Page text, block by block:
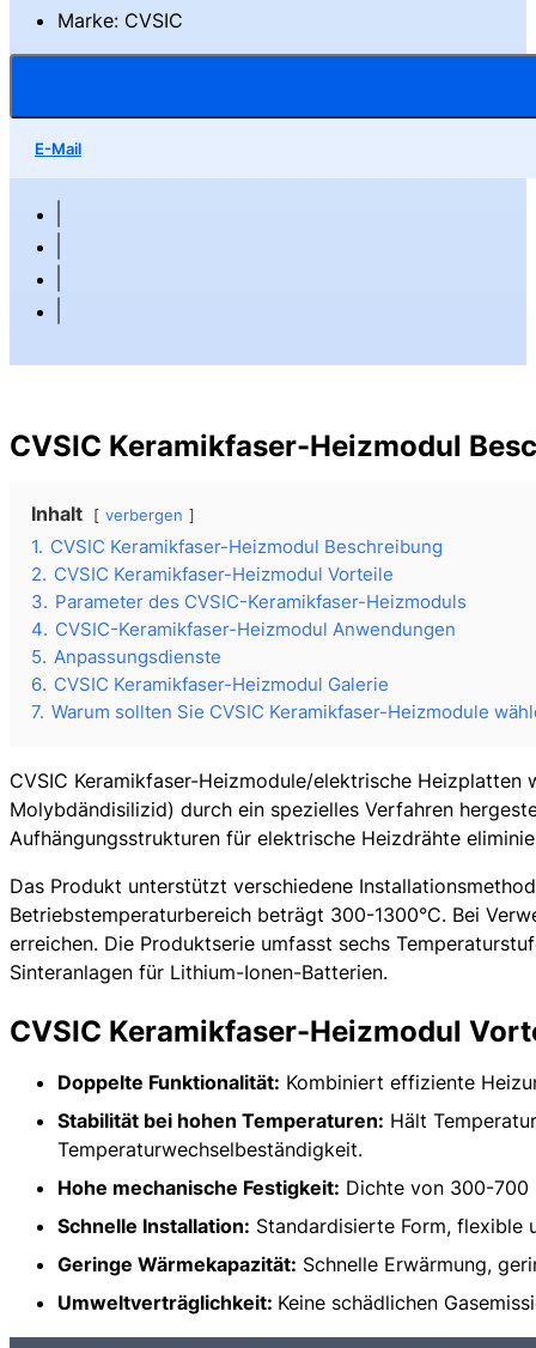
Marke: CVSIC
E-Mail
CVSIC Keramikfaser-Heizmodul
Inhalt verbergen
1. CVSIC Keramikfaser-Heizmodul Beschreibung
2. CVSIC Keramikfaser-Heizmodul Vorteile
3. Parameter des CVSIC-Keramikfaser-Heizmoduls
4. CVSIC-Keramikfaser-Heizmodul Anwendungen
5. Anpassungsdienste
6. CVSIC Keramikfaser-Heizmodul Galerie
7. Warum sollten Sie CVSIC Keramikfaser-Heizmodule
CVSIC Keramikfaser-Heizmodule/elektrische
Molybdändisilizid) durch ein spezielles Verfahren
Aufhängungsstrukturen für elektrische Heizdrähte
Das Produkt unterstützt verschiedene
Betriebstemperaturbereich beträgt 300-1300°C. Bei
erreichen. Die Produktserie umfasst sechs
Sinteranlagen für Lithium-Ionen-Batterien.
CVSIC Keramikfaser-Heizmodul
Doppelte Funktionalität: Kombiniert effiziente
Stabilität bei hohen Temperaturen: Hält
Temperaturwechselbeständigkeit.
Hohe mechanische Festigkeit: Dichte von 300-700
Schnelle Installation: Standardisierte Form, flexible
Geringe Wärmekapazität: Schnelle Erwärmung,
Umweltverträglichkeit: Keine schädlichen